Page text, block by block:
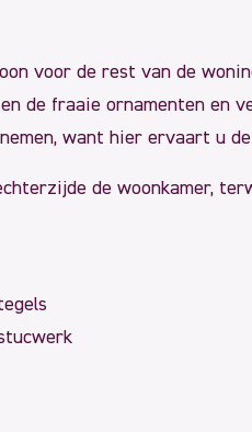
voor de rest van de
de fraaie ornamenten
want hier ervaart u
de woonkamer,